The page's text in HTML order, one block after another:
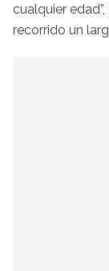
cualquier
recorrido un